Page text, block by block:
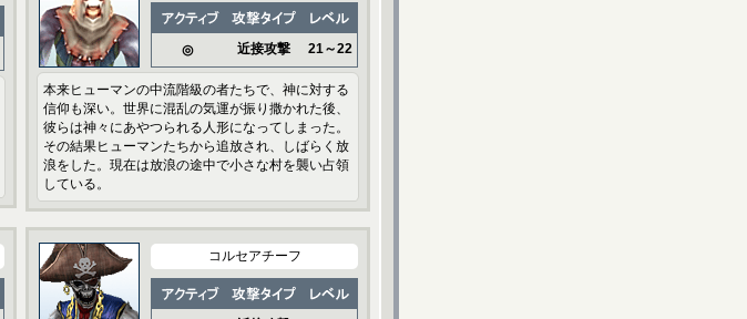
◎ 近接攻撃 21～22
本来ヒューマンの中流階級の者たちで、神に対する
信仰も深い。世界に混乱の気運が振り撒かれた後、
彼らは神々にあやつられる人形になってしまった。
その結果ヒューマンたちから追放され、しばらく放
浪をした。現在は放浪の途中で小さな村を襲い占領
している。
コルセアチーフ